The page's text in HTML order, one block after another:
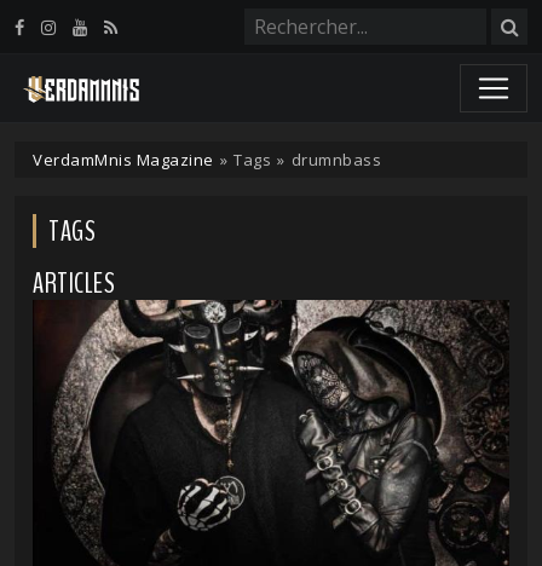
VerdamMnis Magazine » Tags » drumnbass
TAGS
ARTICLES
Panneau de gestion des cookies